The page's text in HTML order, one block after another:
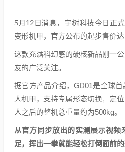
5月12日消息，宇树科技今日正
变形机甲，官方公布的起步售价达
这款充满科幻感的硬核新品刚一
友的广泛关注。
据官方产品介绍，GD01是全球
人机甲，支持专属形态切换，定
人之后的整机总重量约为500kg。
从官方同步放出的实测展示视频
足，挥出一拳就能轻松打倒面前